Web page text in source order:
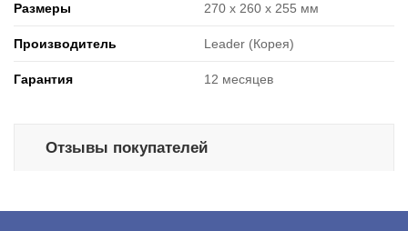
Размеры 270 x 260 x 255 мм
Производитель Leader (Корея)
Гарантия 12 месяцев
Отзывы покупателей